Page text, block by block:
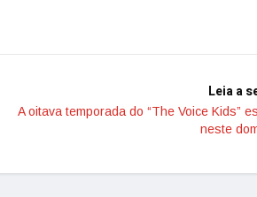
Leia a
A oitava temporada do “The Voice Kids”
neste